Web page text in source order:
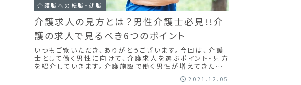
介護職への転職・就職
介護求人の見方とは？男性介護士必見!!介
護の求人で見るべき6つのポイント
いつもご覧いただき、ありがとうございます。今回は、介護
士として働く男性に向けて、介護求人を選ぶポイント・見方
を紹介していきます。介護施設で働く男性が増えてきたと
2021.12.05